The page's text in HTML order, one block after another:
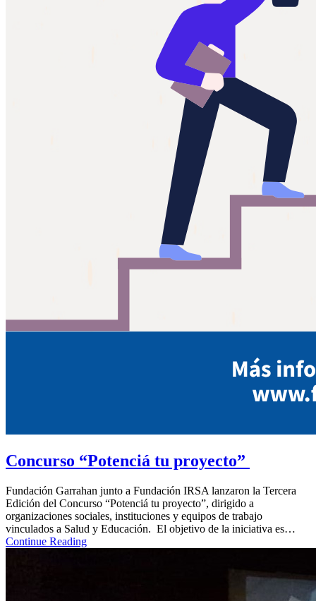
Concurso “Potenciá tu proyecto”
Fundación Garrahan junto a Fundación IRSA lanzaron la Tercera
Edición del Concurso “Potenciá tu proyecto”, dirigido a
organizaciones sociales, instituciones y equipos de trabajo
vinculados a Salud y Educación. El objetivo de la ⁠iniciativa es…
Continue Reading